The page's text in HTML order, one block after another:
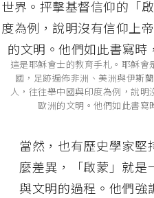
這是耶穌會士的教育手札。耶穌
國，足跡遍佈非洲、美洲與伊斯
人，往往舉中國與印度為例，說
歐洲的文明。他們如此書寫
當然，也有歷史學家
麼差異，「啟蒙」就是
與文明的過程。他們強